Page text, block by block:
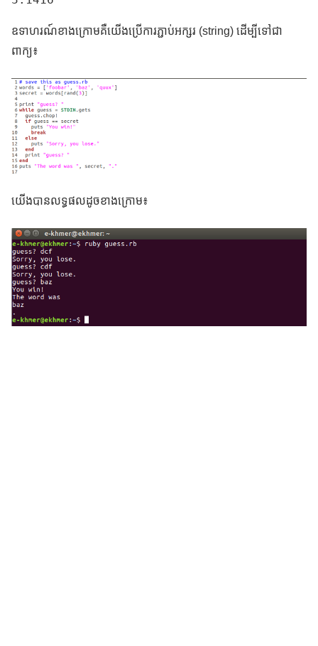
ឧទាហរណ៍ខាងក្រោមគឺយើងប្រើការភ្ជាប់អក្សរ (string) ដើម្បីទៅជា
ពាក្យ៖
យើងបានលទ្ធផលដូចខាងក្រោម៖